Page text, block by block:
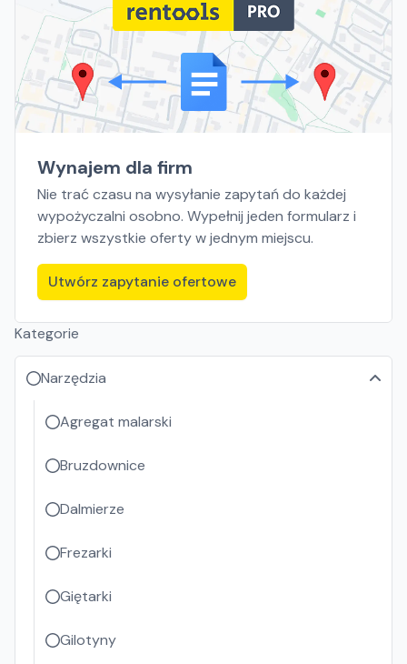
Wynajem dla firm
Nie trać czasu na wysyłanie zapytań do każdej
wypożyczalni osobno. Wypełnij jeden formularz i
zbierz wszystkie oferty w jednym miejscu.
Utwórz zapytanie ofertowe
Kategorie
Narzędzia
Agregat malarski
Bruzdownice
Dalmierze
Frezarki
Giętarki
Gilotyny